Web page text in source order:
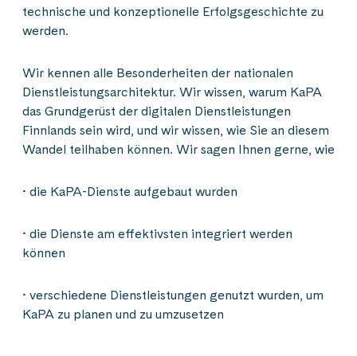
technische und konzeptionelle Erfolgsgeschichte zu
werden.
Wir kennen alle Besonderheiten der nationalen
Dienstleistungsarchitektur. Wir wissen, warum KaPA
das Grundgerüst der digitalen Dienstleistungen
Finnlands sein wird, und wir wissen, wie Sie an diesem
Wandel teilhaben können. Wir sagen Ihnen gerne, wie
• die KaPA-Dienste aufgebaut wurden
• die Dienste am effektivsten integriert werden
können
• verschiedene Dienstleistungen genutzt wurden, um
KaPA zu planen und zu umzusetzen